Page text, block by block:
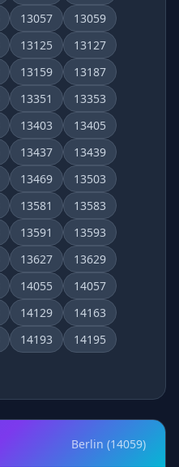
13057
13059
13125
13127
13159
13187
13351
13353
13403
13405
13437
13439
13469
13503
13581
13583
13591
13593
13627
13629
14055
14057
14129
14163
14193
14195
Berlin (14059)